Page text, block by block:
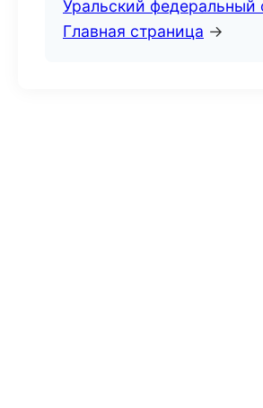
Уральский федеральный
Главная страница →